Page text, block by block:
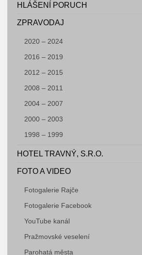
Mateřská škola
Střednědobé výhledy rozpočtu
Rozpočet
Svazek obcí Morávka – Pražmo
Střednědobé výhledy rozpočtu
Rozpočet
Rozpočtová opatření
SDRUŽENÍ A SPOLKY
PARTNERSKÉ MĚSTO NIEMODLIN
HLÁŠENÍ PORUCH
ZPRAVODAJ
2020 – 2024
2016 – 2019
2012 – 2015
2008 – 2011
2004 – 2007
2000 – 2003
1998 – 1999
HOTEL TRAVNÝ, S.R.O.
FOTO A VIDEO
Fotogalerie Rajče
Fotogalerie Facebook
YouTube kanál
Pražmovské veselení
Parohatá města